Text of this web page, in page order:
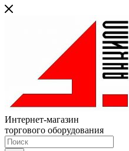
Интернет-магазин
торгового оборудования